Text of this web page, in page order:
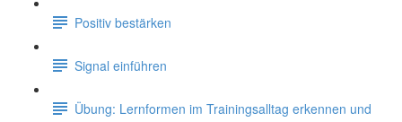
Positiv bestärken
Signal einführen
Übung: Lernformen im Trainingsalltag erkennen und